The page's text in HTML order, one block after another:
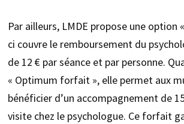
Par ailleurs, LMDE propose une option
ci couvre le remboursement du
de 12 € par séance et par personne.
« Optimum forfait », elle permet aux
bénéficier d’un accompagnement de
visite chez le psychologue. Ce forfait